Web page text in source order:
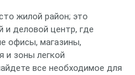
жилой район; это
деловой центр, где
офисы, магазины,
и зоны легкой
все необходимое для